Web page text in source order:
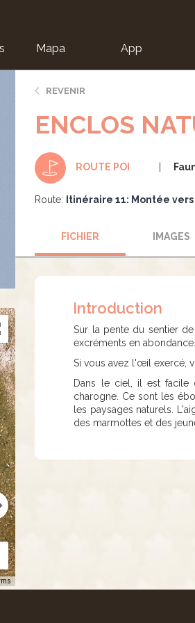
Mapa App
REVENIR
ENCLOS
ROUTE POI
Route: Itinéraire 11: Montée
FICHIER IMAGES
Introduction
Sur la pente du sentier
excréments en
Si vous avez l'œil exercé,
Dans le ciel, il est facile
charogne. Ce sont les
les paysages naturels.
des marmottes et des